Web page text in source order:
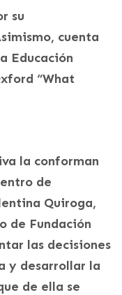
su
cuenta
Educación
“What
la conforman
de
Quiroga,
de Fundación
las decisiones
y desarrollar la
de ella se